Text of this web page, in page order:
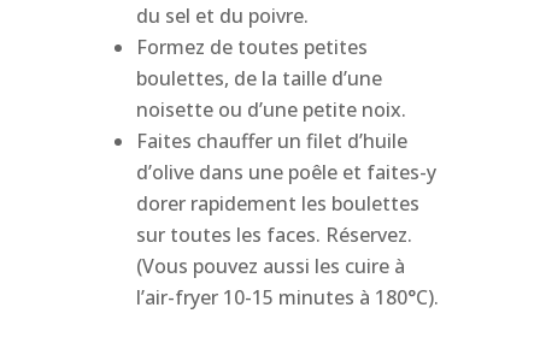
du sel et du poivre.
Formez de toutes petites
boulettes, de la taille d’une
noisette ou d’une petite noix.
Faites chauffer un filet d’huile
d’olive dans une poêle et faites-y
dorer rapidement les boulettes
sur toutes les faces. Réservez.
(Vous pouvez aussi les cuire à
l’air-fryer 10-15 minutes à 180°C).